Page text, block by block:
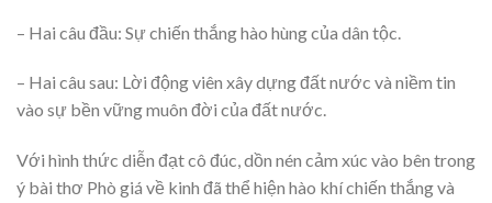
– Hai câu đầu: Sự chiến thắng hào hùng của dân tộc.
– Hai câu sau: Lời động viên xây dựng đất nước và niềm tin
vào sự bền vững muôn đời của đất nước.
Với hình thức diễn đạt cô đúc, dồn nén cảm xúc vào bên trong
ý bài thơ Phò giá về kinh đã thể hiện hào khí chiến thắng và